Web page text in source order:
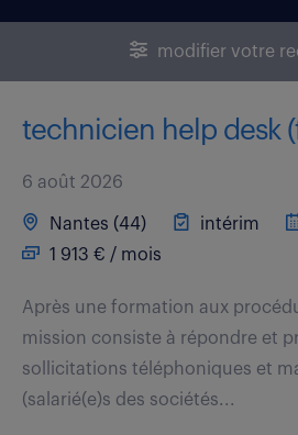
modifier votre
technicien help desk
6 août 2026
Nantes (44) intérim
1 913 € / mois
Après une formation aux
mission consiste à répondre et
sollicitations téléphoniques et
(salarié(e)s des sociétés...